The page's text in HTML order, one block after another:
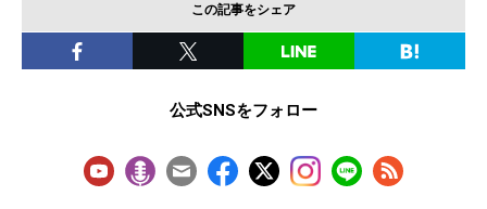
この記事をシェア
公式SNSをフォロー